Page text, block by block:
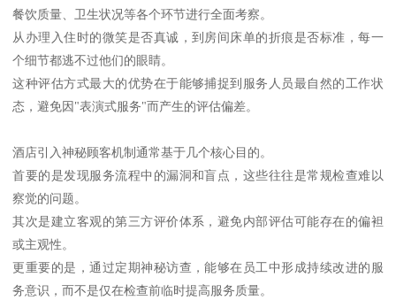
餐饮质量、卫生状况等各个环节进行全面考察。
从办理入住时的微笑是否真诚，到房间床单的折痕是否标准，每一
个细节都逃不过他们的眼睛。
这种评估方式最大的优势在于能够捕捉到服务人员最自然的工作状
态，避免因"表演式服务"而产生的评估偏差。
酒店引入神秘顾客机制通常基于几个核心目的。
首要的是发现服务流程中的漏洞和盲点，这些往往是常规检查难以
察觉的问题。
其次是建立客观的第三方评价体系，避免内部评估可能存在的偏袒
或主观性。
更重要的是，通过定期神秘访查，能够在员工中形成持续改进的服
务意识，而不是仅在检查前临时提高服务质量。